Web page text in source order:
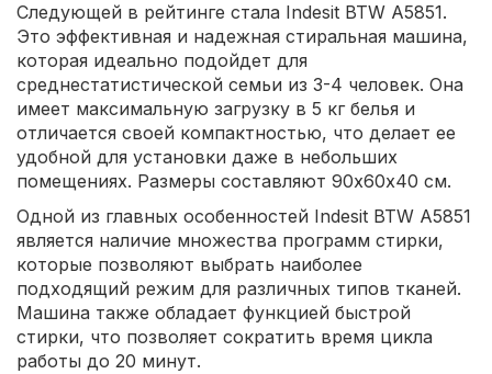
Следующей в рейтинге стала Indesit BTW A5851.
Это эффективная и надежная стиральная машина,
которая идеально подойдет для
среднестатистической семьи из 3-4 человек. Она
имеет максимальную загрузку в 5 кг белья и
отличается своей компактностью, что делает ее
удобной для установки даже в небольших
помещениях. Размеры составляют 90х60х40 см.
Одной из главных особенностей Indesit BTW A5851
является наличие множества программ стирки,
которые позволяют выбрать наиболее
подходящий режим для различных типов тканей.
Машина также обладает функцией быстрой
стирки, что позволяет сократить время цикла
работы до 20 минут.